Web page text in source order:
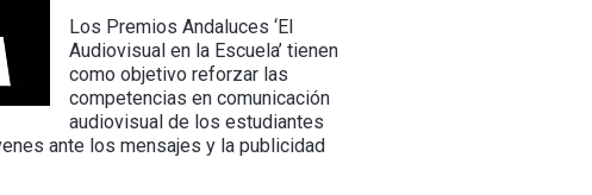
Los Premios Andaluces ‘El
Audiovisual en la Escuela’ tienen
como objetivo reforzar las
competencias en comunicación
audiovisual de los estudiantes
ante los mensajes y la publicidad